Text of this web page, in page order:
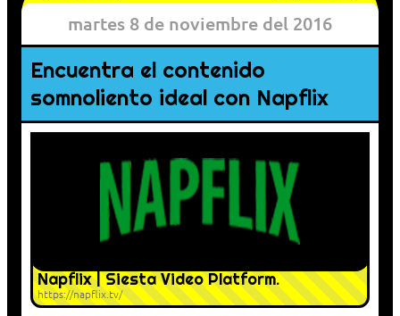
martes 8 de noviembre del 2016
Encuentra el contenido
somnoliento ideal con Napflix
Napflix | Siesta Video Platform.
https://napflix.tv/